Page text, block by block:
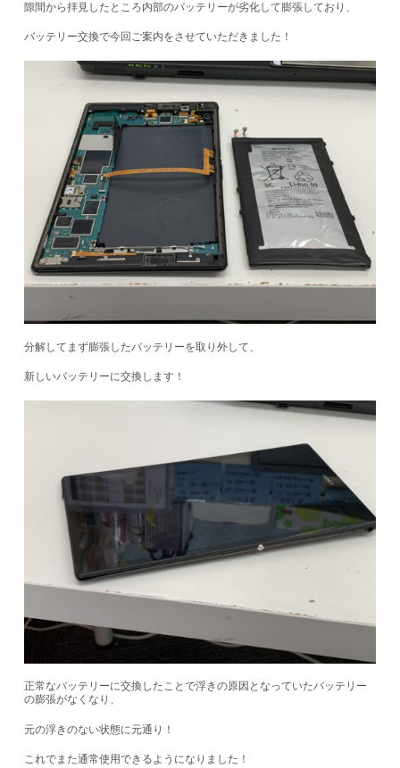
隙間から拝見したところ内部のバッテリーが劣化して膨張しており、
バッテリー交換で今回ご案内をさせていただきました！
分解してまず膨張したバッテリーを取り外して、
新しいバッテリーに交換します！
正常なバッテリーに交換したことで浮きの原因となっていたバッテリー
の膨張がなくなり、
元の浮きのない状態に元通り！
これでまた通常使用できるようになりました！